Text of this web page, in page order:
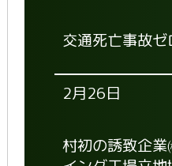
交通死亡事故ゼ
2月26日
村初の誘致企